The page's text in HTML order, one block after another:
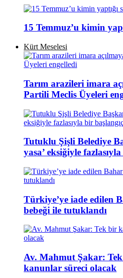
15 Temmuz’u kimin
Kürt Meselesi
Tarım arazileri imara
Partili Meclis Üyeleri
Tutuklu Şişli Belediye
yasa’ eksiğiyle
Türkiye’ye iade edilen
bebeği ile tutuklandı
Av. Mahmut Şakar:
kanunlar süreci olacak